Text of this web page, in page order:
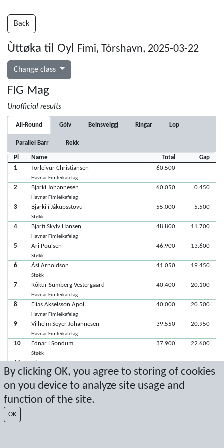
By clicking OK, you agree to storing of cookies
on you device to analyze site usage and
function of the site.
OK
Back
Ùttøka til Oyl Fimi, Tórshavn, 2025-03-22
Change class
FIG Mag
Unofficial results
All-Round Gólv Beinsveiggj Ringar Lop
Parallel Barr Rekk
Pl Name Total
Gap
1
Torleivur Christiansen
Havnar Fimleikafelag
60.500
2 Bjarki Johannesen
Havnar Fimleikafelag
60.050 0.450
3 Bjarki í Jákupsstovu
Støkk
55.000 5.500
4 Bjarti Skylv Hansen
Havnar Fimleikafelag
48.800 11.700
5 Ari Poulsen
Støkk
46.900 13.600
6 Ási Arnoldson
Støkk
41.050 19.450
7 Rókur Sumberg Vestergaard
Havnar Fimleikafelag
40.400 20.100
8 Elias Akselsson Apol
Havnar Fimleikafelag
40.000 20.500
9 Vilhelm Seyer Johannesen
Havnar Fimleikafelag
39.550 20.950
10 Ednar í Sondum
Støkk
37.900 22.600
11 Hjørtur Gøte
Støkk
Latest score: 3/23/2025 12:10:40 AM
Score by Sport Event Systems